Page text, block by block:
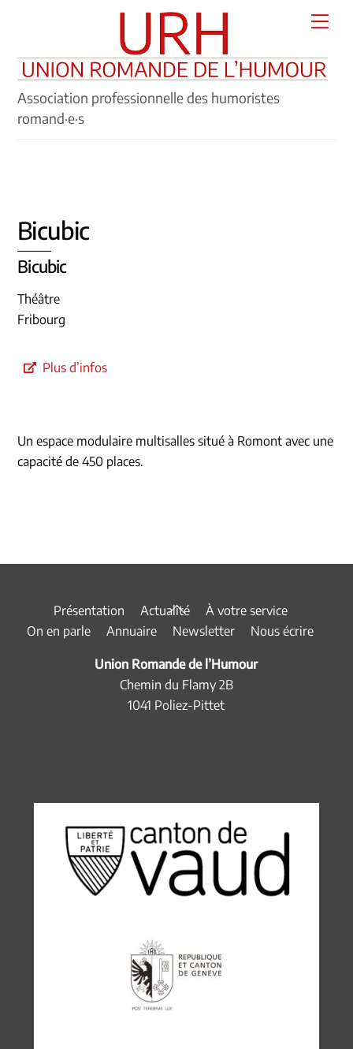
Association professionnelle des humoristes
romand·e·s
Bicubic
Bicubic
Théâtre
Fribourg
Plus d’infos
Un espace modulaire multisalles situé à Romont avec une
capacité de 450 places.
Back
To
Présentation Actualité
À votre service
On en parle
Annuaire Newsletter Nous écrire
Union Romande de l’Humour
Chemin du Flamy 2B
1041 Poliez-Pittet